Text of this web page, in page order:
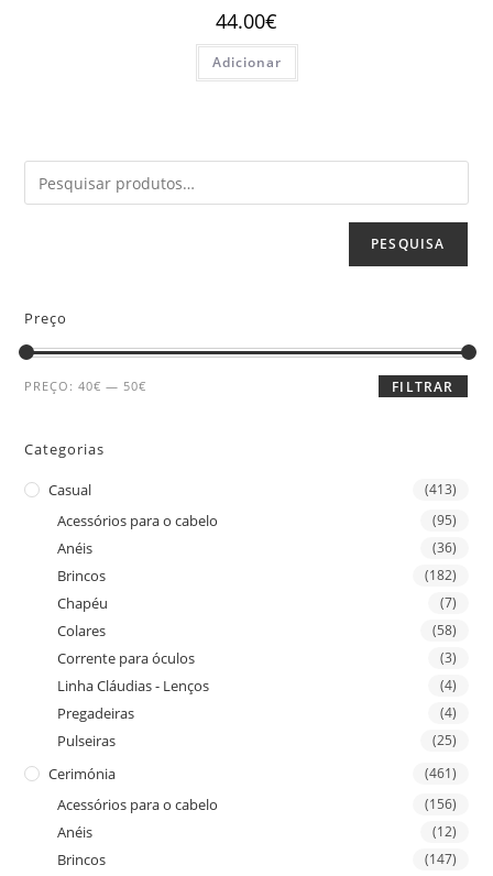
44.00€
Adicionar
PESQUISA
Preço
FILTRAR
PREÇO:40€ — 50€
Categorias
Casual (413)
Acessórios para o cabelo (95)
Anéis (36)
Brincos (182)
Chapéu (7)
Colares (58)
Corrente para óculos (3)
Linha Cláudias - Lenços (4)
Pregadeiras (4)
Pulseiras (25)
Cerimónia (461)
Acessórios para o cabelo (156)
Anéis (12)
Brincos (147)